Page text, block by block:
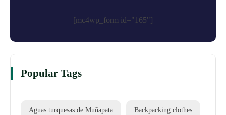
[mc4wp_form id="165"]
Popular Tags
Aguas turquesas de Muñapata Backpacking clothes